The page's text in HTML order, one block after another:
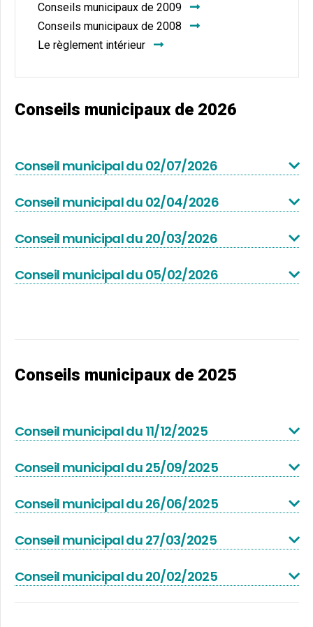
Conseils municipaux de 2009
Conseils municipaux de 2008
Le règlement intérieur
Conseils municipaux de 2026
Conseil municipal du 02/07/2026
Conseil municipal du 02/04/2026
Conseil municipal du 20/03/2026
Conseil municipal du 05/02/2026
Conseils municipaux de 2025
Conseil municipal du 11/12/2025
Conseil municipal du 25/09/2025
Conseil municipal du 26/06/2025
Conseil municipal du 27/03/2025
Conseil municipal du 20/02/2025